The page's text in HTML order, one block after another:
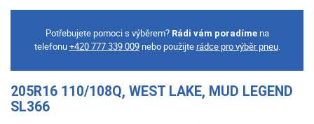
Potřebujete pomoci s výběrem? Rádi vám poradímena
telefonu+420 777 339 009nebo použijte rádce pro výběr pneu.
205R16 110/108Q, WEST LAKE, MUD LEGEND
SL366